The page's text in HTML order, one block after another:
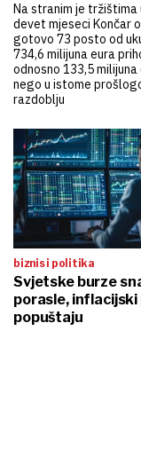
Na stranim je tržištima
devet mjeseci Končar
gotovo 73 posto od
734,6 milijuna eura
odnosno 133,5 milijuna
nego u istome
razdoblju
biznis i politika
Svjetske burze
porasle,
popuštaju